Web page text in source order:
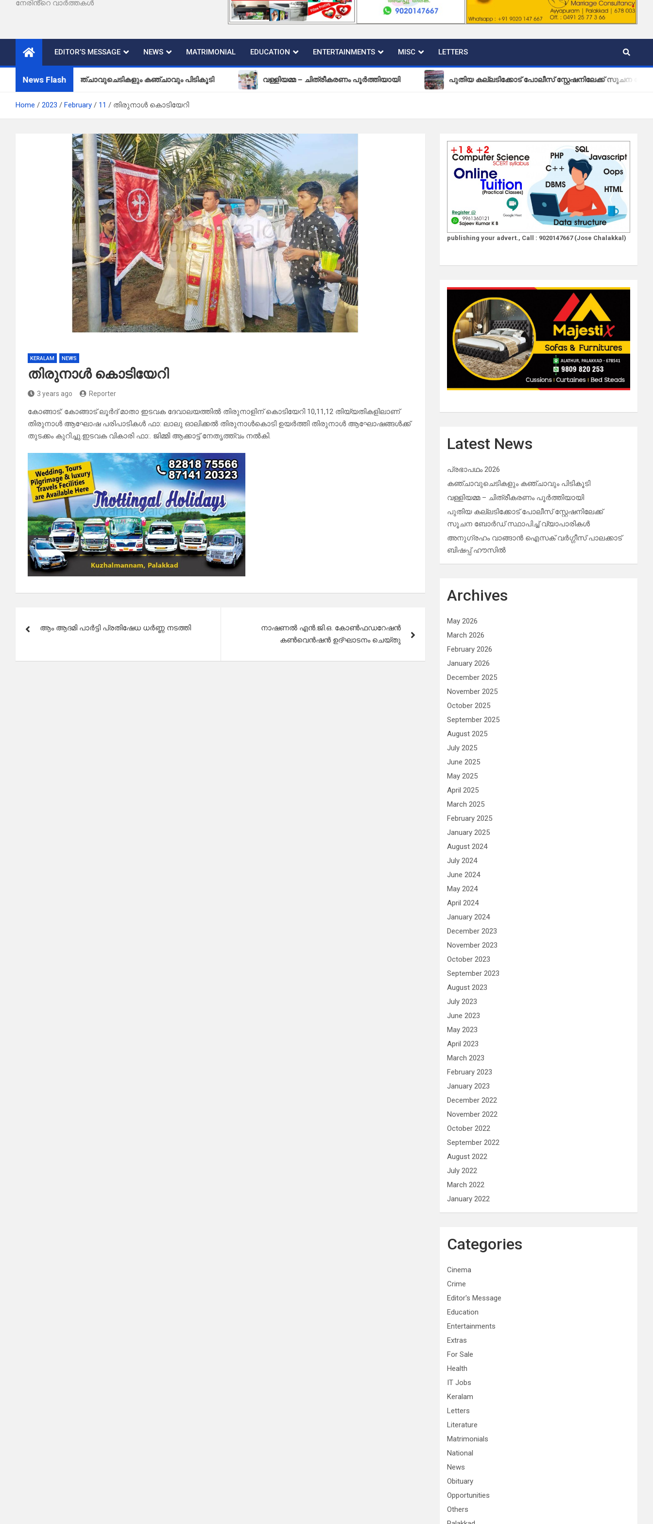
നേരിൻ്റെ വാർത്തകൾ
EDITOR’S MESSAGE NEWS MATRIMONIAL EDUCATION ENTERTAINMENTS MISC LETTERS
News Flash
കഞ്ചാവുചെടികളും കഞ്ചാവും പിടികൂടി വള്ളിയമ്മ – ചിത്രീകരണം പൂർത്തിയായി പുതിയ കല്ലടിക്കോട് പോലീസ് സ്റ്റേഷനിലേക്ക് സൂചന ബോർഡ്
Home 2023 February 11 തിരുനാൾ കൊടിയേറി
KERALAM NEWS
തിരുനാൾ കൊടിയേറി
3 years ago Reporter
കോങ്ങാട്: കോങ്ങാട് ലൂർദ് മാതാ ഇടവക ദേവാലയത്തിൽ തിരുനാളിന് കൊടിയേറി 10,11,12 തിയ്യതികളിലാണ്
തിരുനാൾ ആഘോഷ പരിപാടികൾ ഫാ: ലാലു ഓലിക്കൽ തിരുനാൾകൊടി ഉയർത്തി തിരുനാൾ ആഘോഷങ്ങൾക്ക്
തുടക്കം കുറിച്ചു.ഇടവക വികാരി ഫാ:. ജിമ്മി ആക്കാട്ട് നേതൃത്ത്വം നൽകി.
navigation
ആം ആദമി പാർട്ടി പ്രതിഷേധ ധർണ്ണ നടത്തി
നാഷണൽ എൻ.ജി.ഒ. കോൺഫഡറേഷൻ
കൺവെൻഷൻ ഉദ്ഘാടനം ചെയ്തു
publishing your advert., Call : 9020147667 (Jose Chalakkal)
Latest News
പ്രഭാപഥം 2026
കഞ്ചാവുചെടികളും കഞ്ചാവും പിടികൂടി
വള്ളിയമ്മ – ചിത്രീകരണം പൂർത്തിയായി
പുതിയ കല്ലടിക്കോട് പോലീസ് സ്റ്റേഷനിലേക്ക്
സൂചന ബോർഡ് സ്ഥാപിച്ച് വ്യാപാരികൾ
അനുഗ്രഹം വാങ്ങാൻ ഐസക് വര്‍ഗ്ഗീസ് പാലക്കാട്
ബിഷപ്പ് ഹൗസില്‍
Archives
May 2026
March 2026
February 2026
January 2026
December 2025
November 2025
October 2025
September 2025
August 2025
July 2025
June 2025
May 2025
April 2025
March 2025
February 2025
January 2025
August 2024
July 2024
June 2024
May 2024
April 2024
January 2024
December 2023
November 2023
October 2023
September 2023
August 2023
July 2023
June 2023
May 2023
April 2023
March 2023
February 2023
January 2023
December 2022
November 2022
October 2022
September 2022
August 2022
July 2022
March 2022
January 2022
Categories
Cinema
Crime
Editor's Message
Education
Entertainments
Extras
For Sale
Health
IT Jobs
Keralam
Letters
Literature
Matrimonials
National
News
Obituary
Opportunities
Others